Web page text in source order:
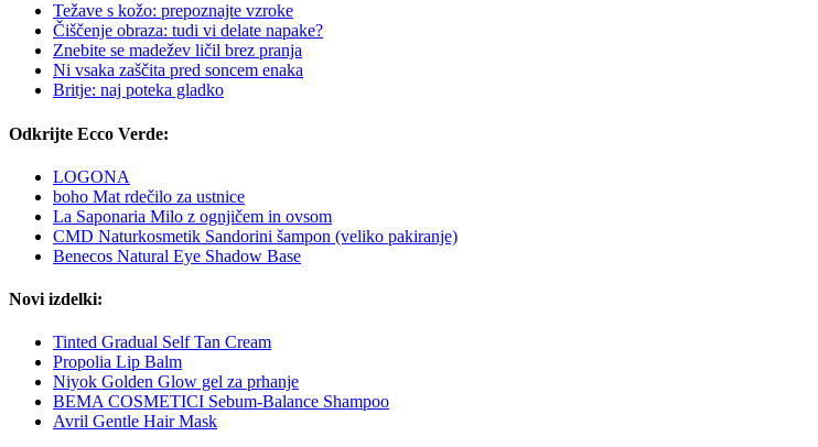
Težave s kožo: prepoznajte vzroke
Čiščenje obraza: tudi vi delate napake?
Znebite se madežev ličil brez pranja
Ni vsaka zaščita pred soncem enaka
Britje: naj poteka gladko
Odkrijte Ecco Verde:
LOGONA
boho Mat rdečilo za ustnice
La Saponaria Milo z ognjičem in ovsom
CMD Naturkosmetik Sandorini šampon (veliko pakiranje)
Benecos Natural Eye Shadow Base
Novi izdelki:
Tinted Gradual Self Tan Cream
Propolia Lip Balm
Niyok Golden Glow gel za prhanje
BEMA COSMETICI Sebum-Balance Shampoo
Avril Gentle Hair Mask